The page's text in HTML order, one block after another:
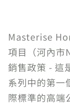
Masterise
項目（河內
銷售政策 - 這
系列中的第一
際標準的高端